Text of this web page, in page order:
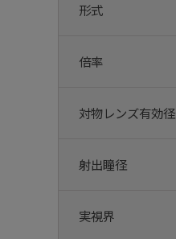
形式
倍率
対物レンズ有効径
射出瞳径
実視界